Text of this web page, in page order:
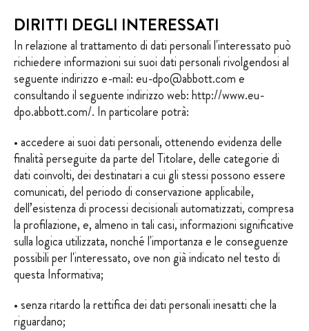
DIRITTI DEGLI INTERESSATI
In relazione al trattamento di dati personali l'interessato può
richiedere informazioni sui suoi dati personali rivolgendosi al
seguente indirizzo e-mail: eu-dpo@abbott.com e
consultando il seguente indirizzo web: http://www.eu-
dpo.abbott.com/. In particolare potrà:
• accedere ai suoi dati personali, ottenendo evidenza delle
finalità perseguite da parte del Titolare, delle categorie di
dati coinvolti, dei destinatari a cui gli stessi possono essere
comunicati, del periodo di conservazione applicabile,
dell’esistenza di processi decisionali automatizzati, compresa
la profilazione, e, almeno in tali casi, informazioni significative
sulla logica utilizzata, nonché l'importanza e le conseguenze
possibili per l'interessato, ove non già indicato nel testo di
questa Informativa;
• senza ritardo la rettifica dei dati personali inesatti che la
riguardano;